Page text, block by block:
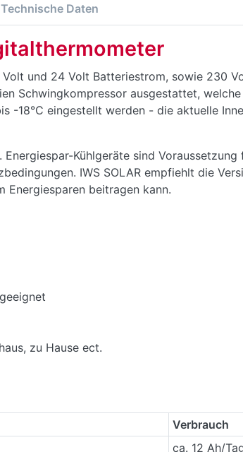
Technische Daten
und 24 Volt Batteriestrom, sowie 230
Schwingkompressor ausgestattet,
-18°C eingestellt werden - die aktuelle
Kühlgeräte sind
IWS SOLAR empfiehlt die
beitragen kann.
zu Hause ect.
Verbrauch
ca. 12 Ah/